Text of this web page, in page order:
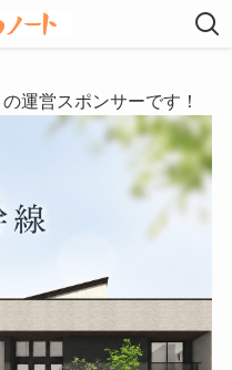
運営スポンサーです！